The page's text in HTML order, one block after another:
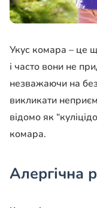
Укус комара – це
і часто вони не
незважаючи на
викликати
відомо як
комара.
Алергічна